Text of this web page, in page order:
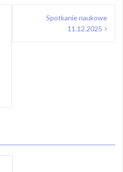
Spotkanie naukowe
11.12.2025